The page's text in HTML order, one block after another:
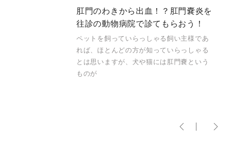
肛門のわきから出血！？肛門嚢炎を
往診の動物病院で診てもらおう！
ペットを飼っていらっしゃる飼い主様であ
れば、ほとんどの方が知っていらっしゃる
とは思いますが、犬や猫には肛門嚢という
ものが